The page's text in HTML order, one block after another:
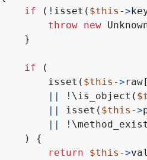
if
( ! isset ( $this ->
throw new
}
if
(
isset ( $this ->raw[
||
! \is_object (
||
isset ( $this ->
||
!
)
{
return
$this ->